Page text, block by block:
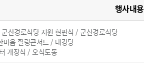
행사내용
산경로식당 지원 현판식 / 군산경로식당
음 힐링콘서트 / 대강당
개장식 / 오식도동